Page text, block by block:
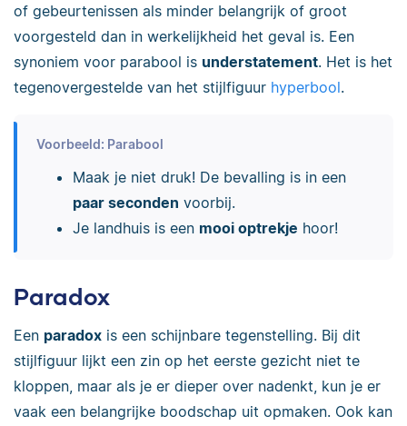
of gebeurtenissen als minder belangrijk of groot
voorgesteld dan in werkelijkheid het geval is. Een
synoniem voor parabool is understatement. Het is het
tegenovergestelde van het stijlfiguur hyperbool.
Voorbeeld: Parabool
Maak je niet druk! De bevalling is in een
paar seconden voorbij.
Je landhuis is een mooi optrekje hoor!
Paradox
Een paradox is een schijnbare tegenstelling. Bij dit
stijlfiguur lijkt een zin op het eerste gezicht niet te
kloppen, maar als je er dieper over nadenkt, kun je er
vaak een belangrijke boodschap uit opmaken. Ook kan